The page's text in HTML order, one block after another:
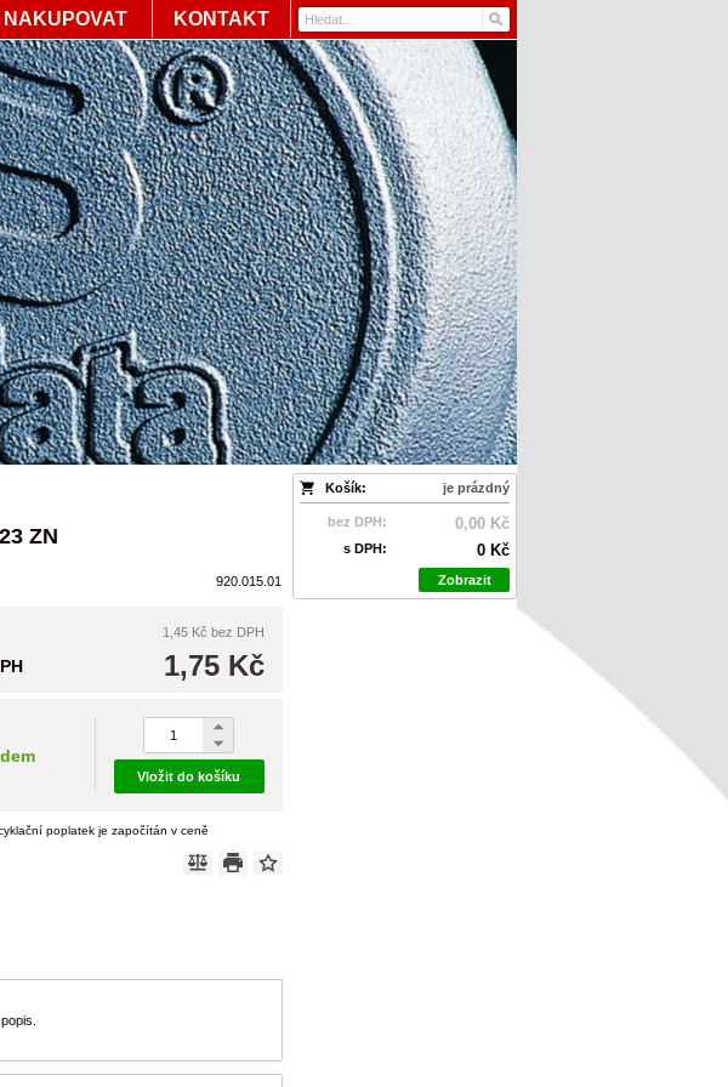
KONTAKT
Košík: je prázdný
bez DPH: 0,00 Kč
s DPH: 0 Kč
Zobrazit
ZN
920.015.01
1,45 Kč bez DPH
1,75 Kč
Vložit do košíku
poplatek je započítán v ceně